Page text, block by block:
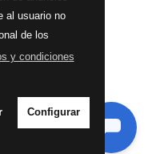
al usuario no
de los
y condiciones
Configurar